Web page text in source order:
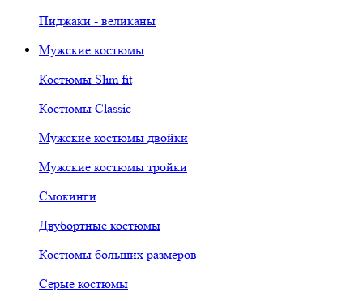
Пиджаки - великаны
Мужские костюмы
Костюмы Slim fit
Костюмы Classic
Мужские костюмы двойки
Мужские костюмы тройки
Смокинги
Двубортные костюмы
Костюмы больших размеров
Серые костюмы